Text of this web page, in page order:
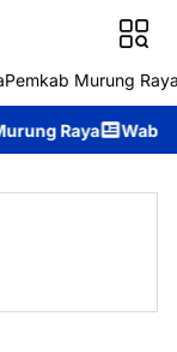
Pemkab Murung
Wabup